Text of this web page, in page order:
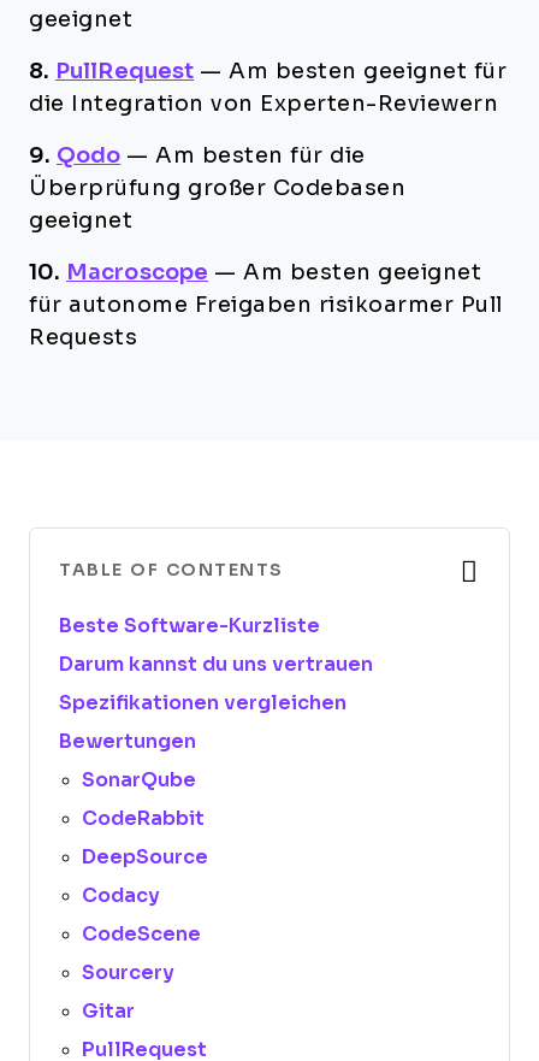
geeignet
8. PullRequest —Am besten geeignet für
die Integration von Experten-Reviewern
9. Qodo —Am besten für die
Überprüfung großer Codebasen
geeignet
10. Macroscope — Am besten geeignet
für autonome Freigaben risikoarmer Pull
Requests
TABLE OF CONTENTS
Beste Software-Kurzliste
Darum kannst du uns vertrauen
Spezifikationen vergleichen
Bewertungen
SonarQube
CodeRabbit
DeepSource
Codacy
CodeScene
Sourcery
Gitar
PullRequest